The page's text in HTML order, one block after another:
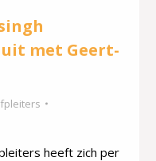
met Geert-
heeft zich per